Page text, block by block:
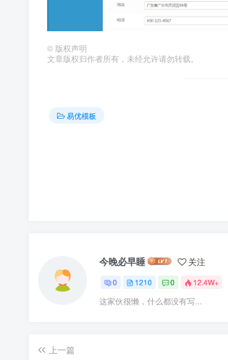
© 版权声明
文章版权归作者所有，未经允许请勿转载。
易优模板
今晚必早睡 关注
0 1210 0 12.4W+
这家伙很懒，什么都没有写...
上一篇